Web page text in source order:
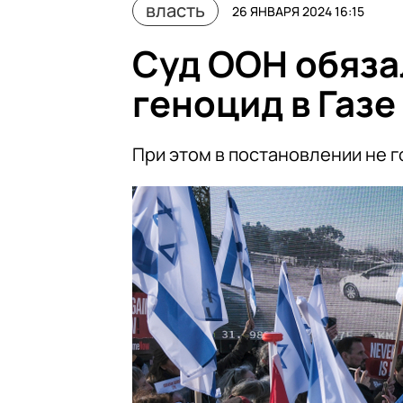
власть 26 ЯНВАРЯ 2024 16:15
Суд ООН
геноцид в Газе
При этом в постановлении не